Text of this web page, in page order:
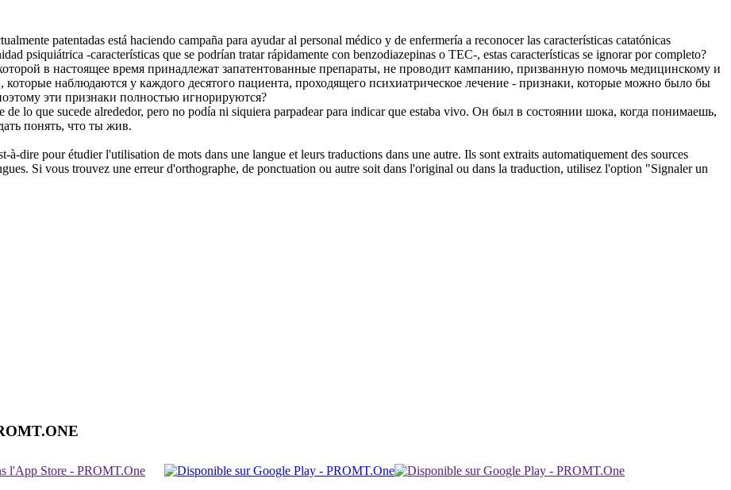
patentadas está haciendo campaña para ayudar al personal médico y de enfermería a reconocer las características catatónicas
psiquiátrica -características que se podrían tratar rápidamente con benzodiazepinas o TEC-, estas características se ignorar por completo?
в настоящее время принадлежат запатентованные препараты, не проводит кампанию, призванную помочь медицинскому и
которые наблюдаются у каждого десятого пациента, проходящего психиатрическое лечение - признаки, которые можно было бы
эти признаки полностью игнорируются?
de lo que sucede alrededor, pero no podía ni siquiera parpadear para indicar que estaba vivo. Он был в состоянии шока, когда понимаешь,
понять, что ты жив.
dire pour étudier l'utilisation de mots dans une langue et leurs traductions dans une autre. Ils sont extraits automatiquement des sources
Si vous trouvez une erreur d'orthographe, de ponctuation ou autre soit dans l'original ou dans la traduction, utilisez l'option "Signaler un